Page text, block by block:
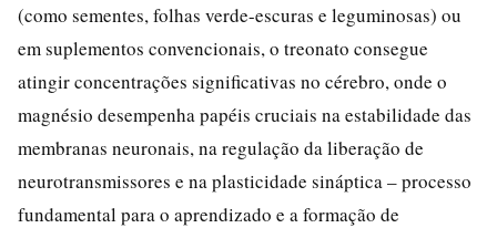
(como sementes, folhas verde-escuras e leguminosas) ou
em suplementos convencionais, o treonato consegue
atingir concentrações significativas no cérebro, onde o
magnésio desempenha papéis cruciais na estabilidade das
membranas neuronais, na regulação da liberação de
neurotransmissores e na plasticidade sináptica – processo
fundamental para o aprendizado e a formação de